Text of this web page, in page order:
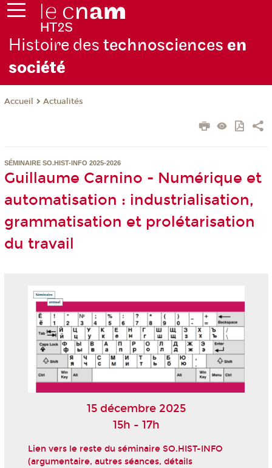
Histoire des technosciences en
société
Accueil Actualités
SÉMINAIRE SO.HIST-INFO 2025-2026
Guillaume Carnino - Numérique et
automatisation : industrialisation,
grammatisation et prolétarisation
du travail
15 décembre 2025
15h - 17h
Lien vers le reste du séminaire SO.HIST-INFO
(argumentaire, autres séances, détails